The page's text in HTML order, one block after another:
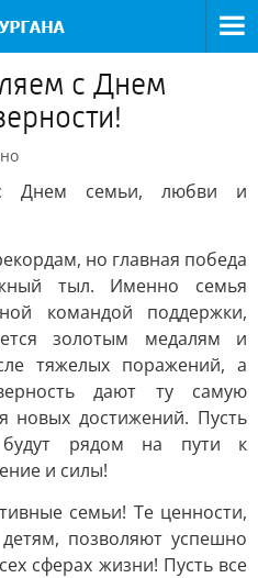
с Днем
с Днем семьи, любви и
но главная победа
тыл. Именно семья
командой поддержки,
золотым медалям и
тяжелых поражений, а
дают ту самую
новых достижений. Пусть
рядом на пути к
и силы!
семьи! Те ценности,
позволяют успешно
сферах жизни! Пусть все